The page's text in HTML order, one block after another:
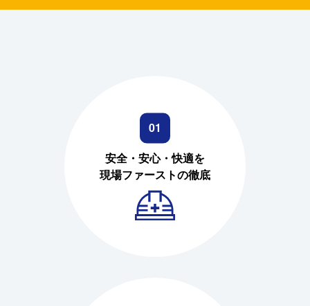
01
安全・安心・快適を
現場ファーストの徹底